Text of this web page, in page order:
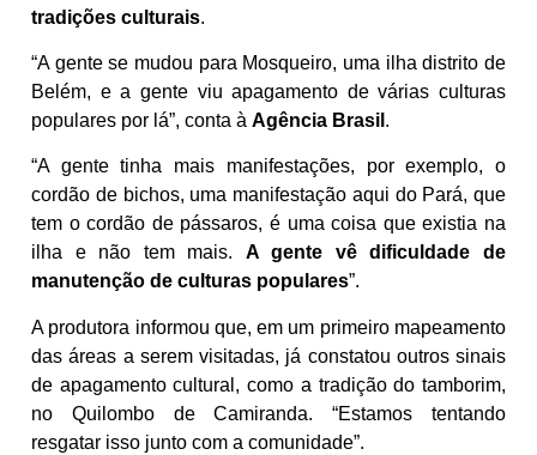
tradições culturais.
“A gente se mudou para Mosqueiro, uma ilha distrito de
Belém, e a gente viu apagamento de várias culturas
populares por lá”, conta à Agência Brasil .
“A gente tinha mais manifestações, por exemplo, o
cordão de bichos, uma manifestação aqui do Pará, que
tem o cordão de pássaros, é uma coisa que existia na
ilha e não tem mais. A gente vê dificuldade de
manutenção de culturas populares”.
A produtora informou que, em um primeiro mapeamento
das áreas a serem visitadas, já constatou outros sinais
de apagamento cultural, como a tradição do tamborim,
no Quilombo de Camiranda. “Estamos tentando
resgatar isso junto com a comunidade”.